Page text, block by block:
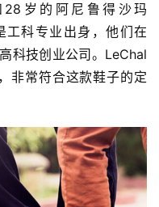
28岁的阿尼鲁得沙玛
工科专业出身，他们在
科技创业公司。LeChal
非常符合这款鞋子的定